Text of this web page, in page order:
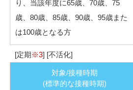
り、当該年度に65歳、70歳、75
歳、80歳、85歳、90歳、95歳また
は100歳となる方
[定期※3] [不活化]
対象/接種時期
(標準的な接種時期)